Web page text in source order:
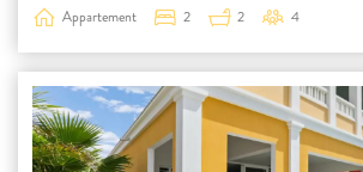
Appartement 2 2 4